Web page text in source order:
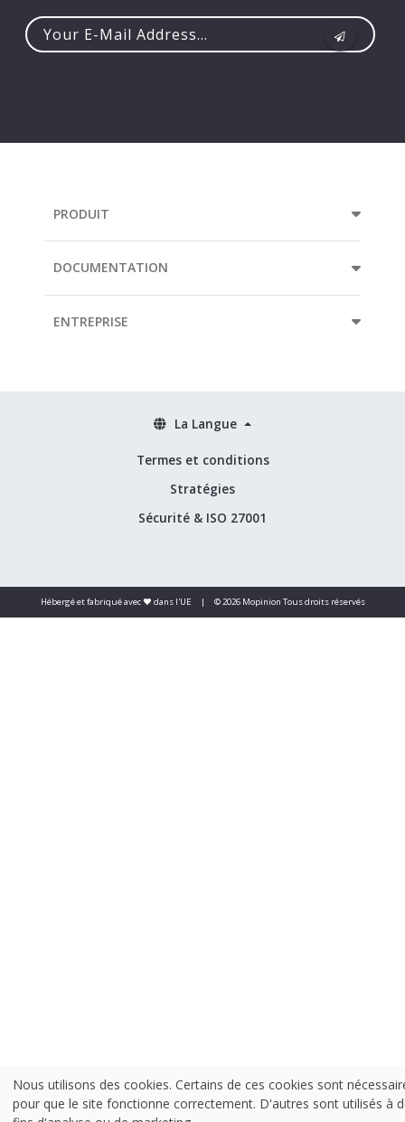
PRODUIT
DOCUMENTATION
ENTREPRISE
Termes et conditions
Stratégies
Sécurité & ISO 27001
La Langue
Hébergé et fabriqué avec ❤️ dans l'UE | © 2026 Mopinion Tous droits réservés
Nous utilisons des cookies. Certains de ces cookies sont
pour que le site fonctionne correctement. D'autres sont utilisés à